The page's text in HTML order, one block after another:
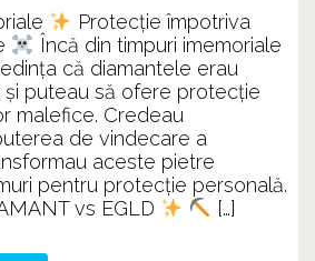
GETÆ
Protecție împotriva
Încă din timpuri imemoriale
că diamantele erau
și puteau să ofere protecție
malefice. Credeau
de vindecare a
aceste pietre
pentru protecție personală.
vs EGLD
[…]